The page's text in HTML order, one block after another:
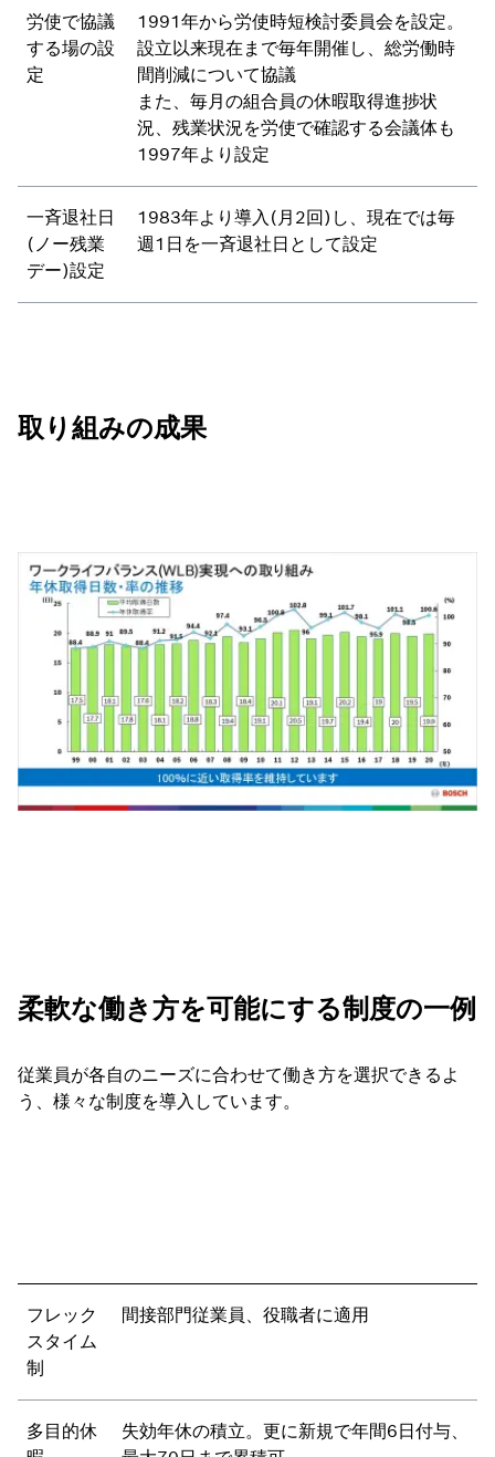
労使で協議
する場の設
定
1991年から労使時短検討委員会を設定。
設立以来現在まで毎年開催し、総労働時
間削減について協議
また、毎月の組合員の休暇取得進捗状
況、残業状況を労使で確認する会議体も
1997年より設定
一斉退社日
(ノー残業
デー)設定
1983年より導入(月2回)し、現在では毎
週1日を一斉退社日として設定
取り組みの成果
柔軟な働き方を可能にする制度の一例
従業員が各自のニーズに合わせて働き方を選択できるよ
う、様々な制度を導入しています。
フレック
スタイム
制
間接部門従業員、役職者に適用
多目的休
失効年休の積立。更に新規で年間6日付与、